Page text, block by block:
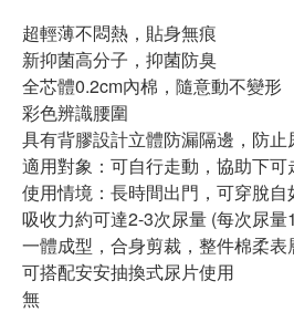
超輕薄不悶熱，貼身無痕
新抑菌高分子，抑菌防臭
全芯體0.2cm內棉，隨意動不變形
彩色辨識腰圍
具有背膠設計立體防漏隔邊，防止
適用對象：可自行走動，協助下可
使用情境：長時間出門，可穿脫自
吸收力約可達2-3次尿量 (每次尿量
一體成型，合身剪裁，整件棉柔表
可搭配安安抽換式尿片使用
無